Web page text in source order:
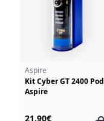
Aspire
Kit Cyber GT 2400 Pod
Aspire
21.90€